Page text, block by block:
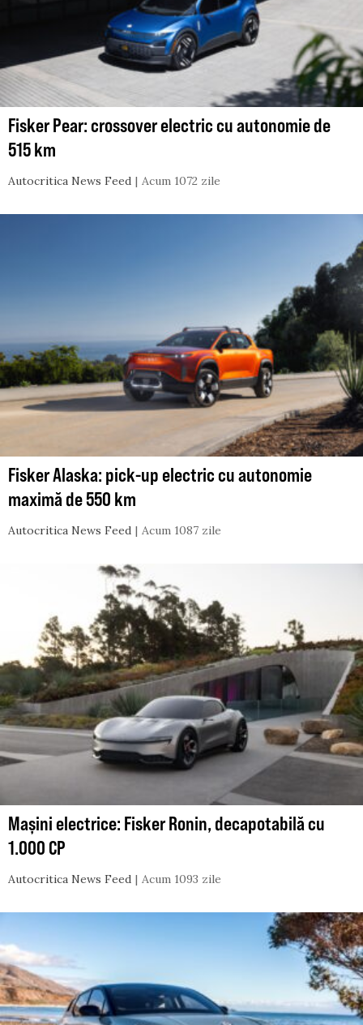
Fisker Pear: crossover electric cu autonomie de
515 km
Autocritica News Feed Acum 1072 zile
Fisker Alaska: pick-up electric cu autonomie
maximă de 550 km
Autocritica News Feed Acum 1087 zile
Mașini electrice: Fisker Ronin, decapotabilă cu
1.000 CP
Autocritica News Feed Acum 1093 zile